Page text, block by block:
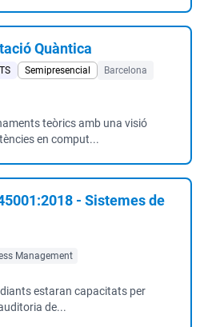
Quàntica
Semipresencial
Barcelona
teòrics amb una visió
en comput...
- Sistemes de
Management
estaran capacitats per
de...